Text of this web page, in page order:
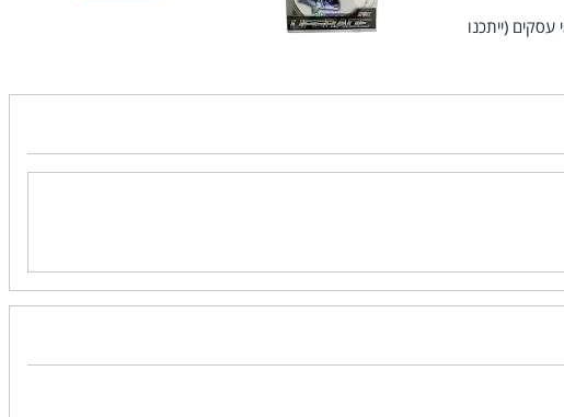
הארץ עד בית הלקוח, אספקה בין 2 ימי עסקים עד 7 ימי עסקים (ייתכנו